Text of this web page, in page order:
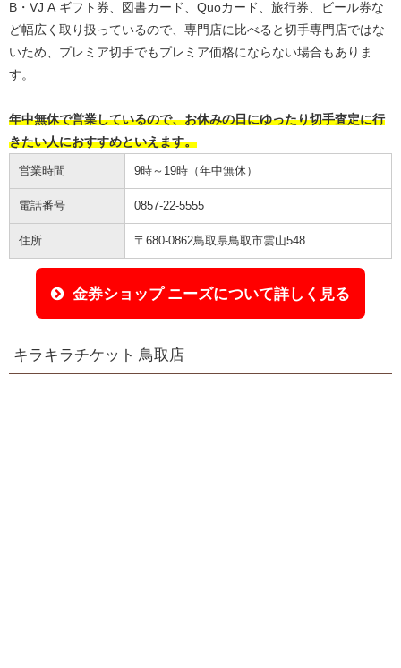
B・VJ A ギフト券、図書カード、Quoカード、旅行券、ビール券な
ど幅広く取り扱っているので、専門店に比べると切手専門店ではな
いため、プレミア切手でもプレミア価格にならない場合もありま
す。
年中無休で営業しているので、お休みの日にゆったり切手査定に行
きたい人におすすめといえます。
営業時間 9時～19時（年中無休）
電話番号 0857-22-5555
住所 〒680-0862鳥取県鳥取市雲山548
金券ショップ ニーズについて詳しく見る
キラキラチケット 鳥取店